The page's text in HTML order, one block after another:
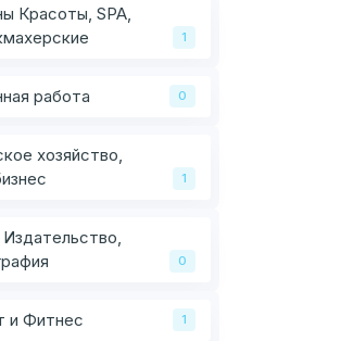
Красоты, SPA,
1
работа 0
хозяйство,
1
0
и Фитнес 1